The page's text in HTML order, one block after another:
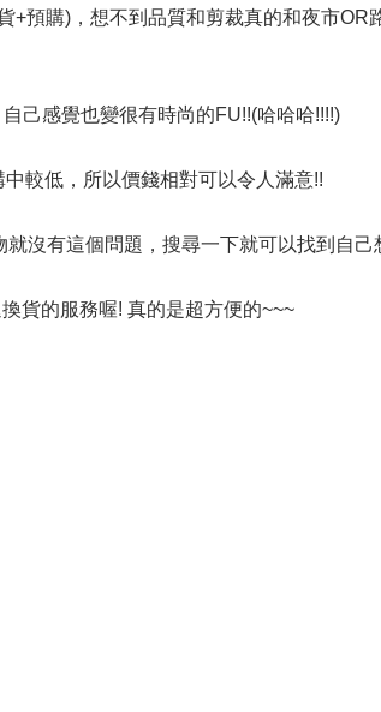
預購)，想不到品質和剪裁真的和夜市OR
己感覺也變很有時尚的FU!!(哈哈哈!!!!)
較低，所以價錢相對可以令人滿意!!
沒有這個問題，搜尋一下就可以找到自己
貨的服務喔! 真的是超方便的~~~